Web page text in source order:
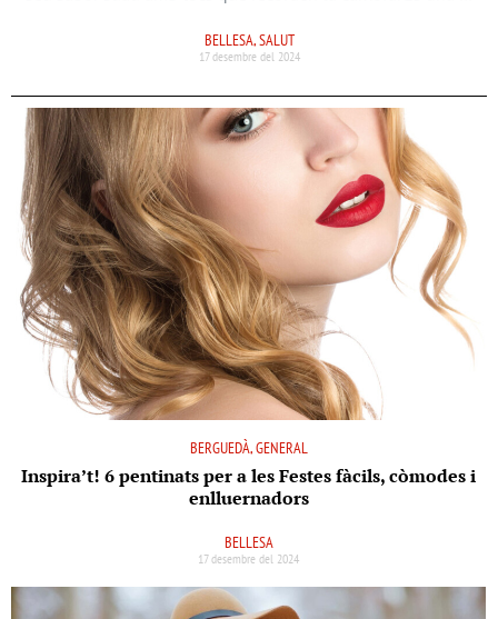
BELLESA, SALUT
17 desembre del 2024
BERGUEDÀ, GENERAL
Inspira’t! 6 pentinats per a les Festes fàcils, còmodes i
enlluernadors
BELLESA
17 desembre del 2024